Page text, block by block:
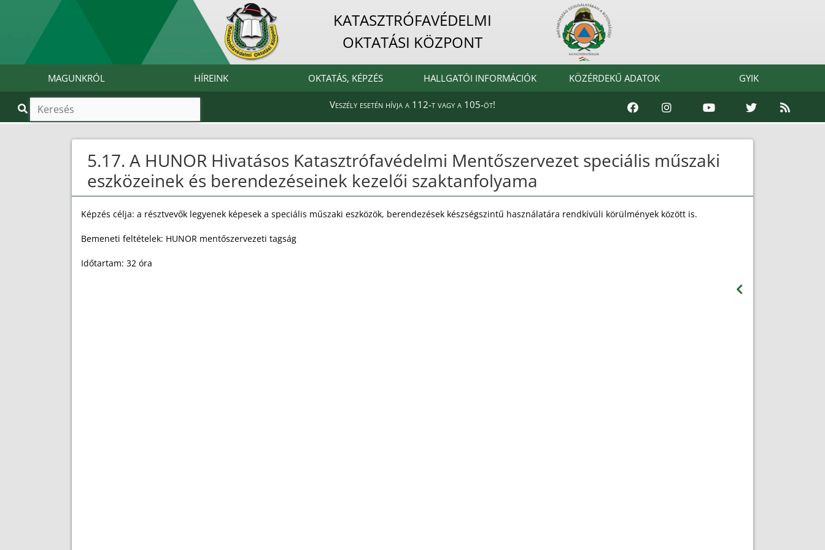
KATASZTRÓFAVÉDELMI
OKTATÁSI KÖZPONT
MAGUNKRÓL HÍREINK OKTATÁS, KÉPZÉS HALLGATÓI INFORMÁCIÓK KÖZÉRDEKŰ ADATOK GYIK
Veszély esetén hívja a 112-t vagy a 105-öt!
5.17. A HUNOR Hivatásos Katasztrófavédelmi Mentőszervezet speciális műszaki
eszközeinek és berendezéseinek kezelői szaktanfolyama
Képzés célja: a résztvevők legyenek képesek a speciális műszaki eszközök, berendezések készségszintű használatára rendkívüli körülmények között is.
Bemeneti feltételek: HUNOR mentőszervezeti tagság
Időtartam: 32 óra